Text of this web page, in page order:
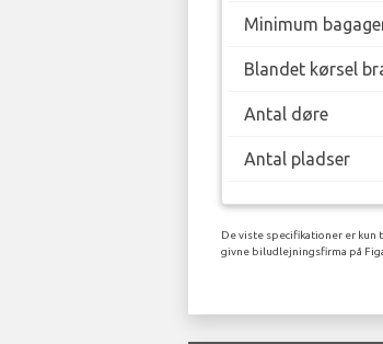
Minimum
Blandet kørsel
Antal døre
Antal pladser
De viste specifikationer er kun
givne biludlejningsfirma på